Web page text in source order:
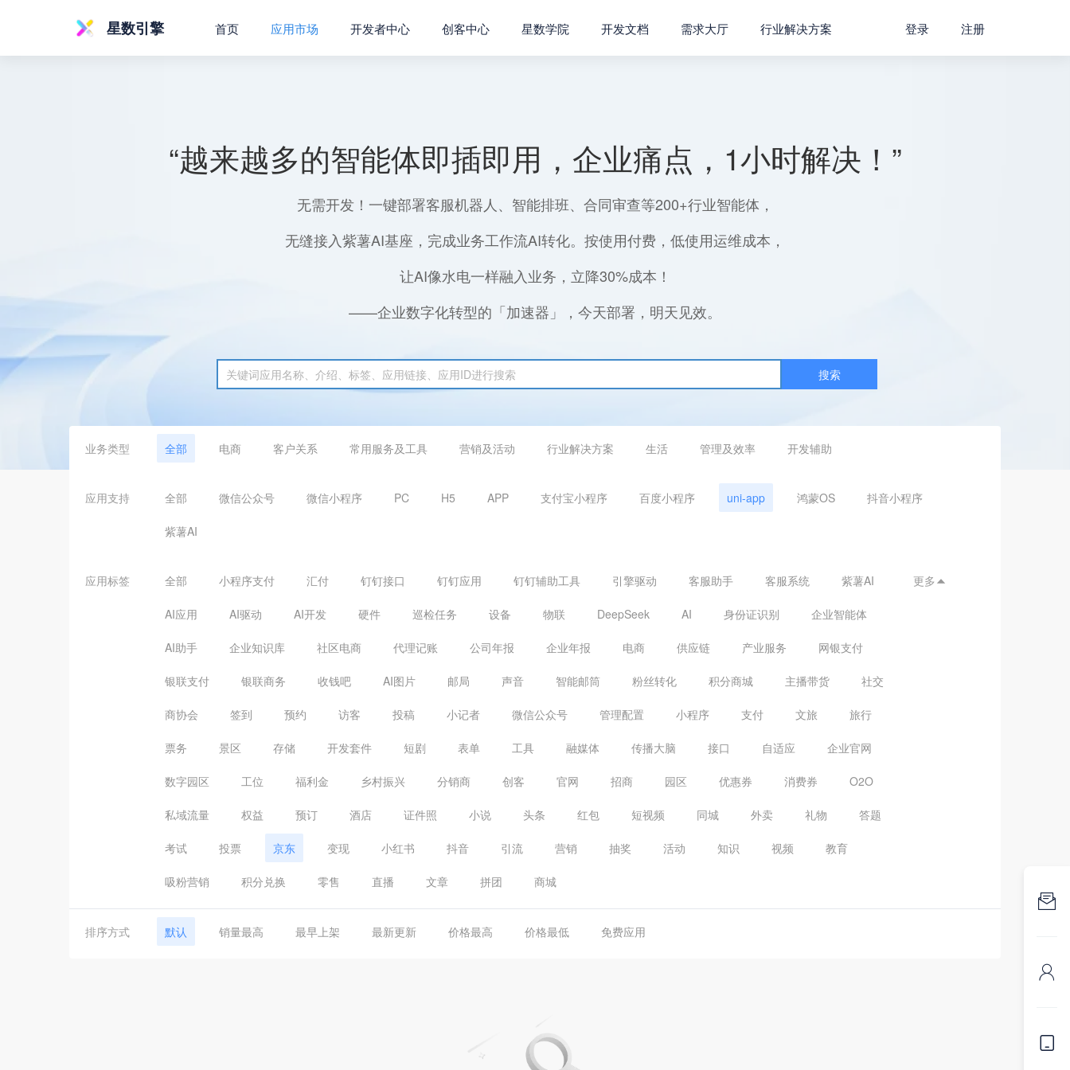
星数引擎 首页 应用市场 开发者中心 创客中心 星数学院 开发文档 需求大厅 行业解决方案 登录 注册
“越来越多的智能体即插即用，企业痛点，1小时解决！”
无需开发！一键部署客服机器人、智能排班、合同审查等200+行业智能体，
无缝接入紫薯AI基座，完成业务工作流AI转化。按使用付费，低使用运维成本，
让AI像水电一样融入业务，立降30%成本！
——企业数字化转型的「加速器」，今天部署，明天见效。
搜索
业务类型 全部 电商 客户关系 常用服务及工具 营销及活动 行业解决方案 生活 管理及效率 开发辅助
应用支持 全部 微信公众号 微信小程序 PC H5 APP 支付宝小程序 百度小程序 uni-app 鸿蒙OS 抖音小程序
紫薯AI
应用标签 全部 小程序支付 汇付 钉钉接口 钉钉应用 钉钉辅助工具 引擎驱动 客服助手 客服系统 紫薯AI
AI应用 AI驱动 AI开发 硬件 巡检任务 设备 物联 DeepSeek AI 身份证识别 企业智能体
AI助手 企业知识库 社区电商 代理记账 公司年报 企业年报 电商 供应链 产业服务 网银支付
银联支付 银联商务 收钱吧 AI图片 邮局 声音 智能邮筒 粉丝转化 积分商城 主播带货 社交
商协会 签到 预约 访客 投稿 小记者 微信公众号 管理配置 小程序 支付 文旅 旅行
票务 景区 存储 开发套件 短剧 表单 工具 融媒体 传播大脑 接口 自适应 企业官网
数字园区 工位 福利金 乡村振兴 分销商 创客 官网 招商 园区 优惠券 消费券 O2O
私域流量 权益 预订 酒店 证件照 小说 头条 红包 短视频 同城 外卖 礼物 答题
考试 投票 京东 变现 小红书 抖音 引流 营销 抽奖 活动 知识 视频 教育
吸粉营销 积分兑换 零售 直播 文章 拼团 商城
更多 
排序方式 默认 销量最高 最早上架 最新更新 价格最高 价格最低 免费应用


